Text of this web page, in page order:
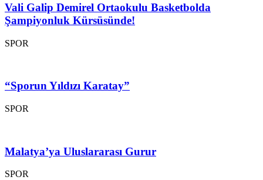
Vali Galip Demirel Ortaokulu Basketbolda
Şampiyonluk Kürsüsünde!
SPOR
“Sporun Yıldızı Karatay”
SPOR
Malatya’ya Uluslararası Gurur
SPOR